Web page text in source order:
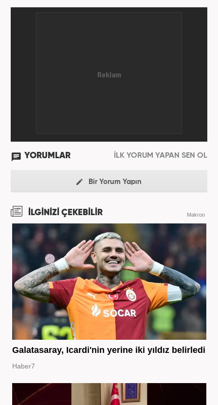
YORUMLAR İLK YORUM YAPAN SEN OL
Bir Yorum Yapın
İLGİNİZİ ÇEKEBİLİR Makroo
Galatasaray, Icardi'nin yerine iki yıldız belirledi
Haber7